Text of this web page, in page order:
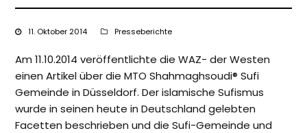
11. Oktober 2014 Presseberichte
Am 11.10.2014 veröffentlichte die WAZ- der Westen
einen Artikel über die MTO Shahmaghsoudi® Sufi
Gemeinde in Düsseldorf. Der islamische Sufismus
wurde in seinen heute in Deutschland gelebten
Facetten beschrieben und die Sufi-Gemeinde und